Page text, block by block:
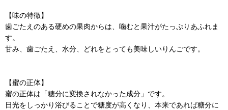
【味の特徴】
歯ごたえのある硬めの果肉からは、噛むと果汁がたっぷりあふれま
す。
甘み、歯ごたえ、水分、どれをとっても美味しいりんごです。
【蜜の正体】
蜜の正体は「糖分に変換されなかった成分」です。
日光をしっかり浴びることで糖度が高くなり、本来であれば糖分に